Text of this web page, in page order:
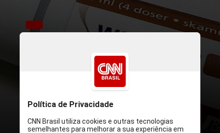
disfunção metabólica (MASH) é
uma doença no fígado que se
caracteriza pela inflamação do
órgão causada por um acúmulo
excessivo de gordura